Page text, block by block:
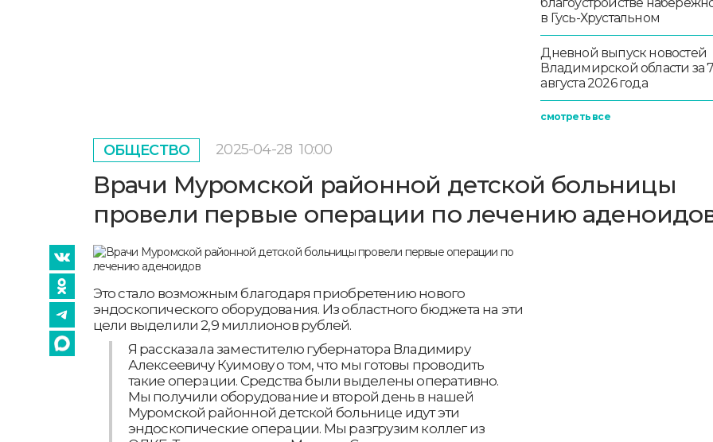
в Гусь-Хрустальном
Дневной выпуск новостей
Владимирской области за
августа 2026 года
смотреть все
ОБЩЕСТВО 2025-04-28 10:00
Врачи Муромской районной детской больницы
провели первые операции по лечению
Это стало возможным благодаря приобретению нового
эндоскопического оборудования. Из областного бюджета на эти
цели выделили 2,9 миллионов рублей.
Я рассказала заместителю губернатора Владимиру
Алексеевичу Куимову о том, что мы готовы проводить
такие операции. Средства были выделены оперативно.
Мы получили оборудование и второй день в нашей
Муромской районной детской больнице идут эти
эндоскопические операции. Мы разгрузим коллег из